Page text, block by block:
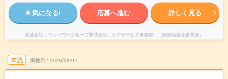
気になる! 応募へ進む 詳しく見る
派遣会社 マンパワーグループ株式会社 ケアサービス事業部 （医療福祉介護関連）
未読 掲載日 2026/08/04